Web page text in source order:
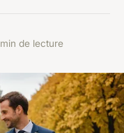
de lecture